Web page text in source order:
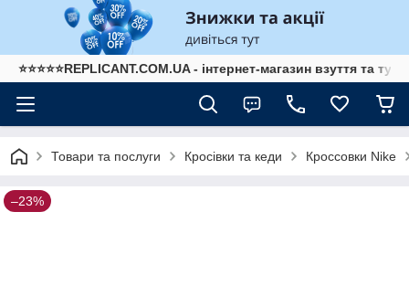
⭐⭐⭐⭐⭐REPLICANT.COM.UA - інтернет-магазин взуття та
Товари та послуги Кросівки та кеди Кроссовки Nike
–23%